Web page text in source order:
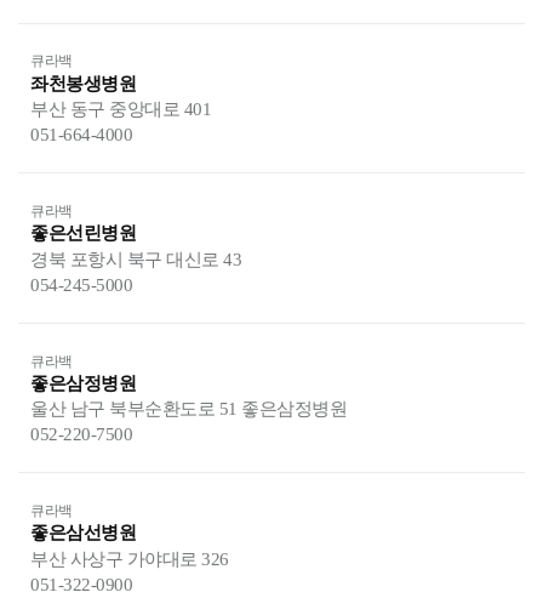
큐라백
좌천봉생병원
부산 동구 중앙대로 401
051-664-4000
큐라백
좋은선린병원
경북 포항시 북구 대신로 43
054-245-5000
큐라백
좋은삼정병원
울산 남구 북부순환도로 51 좋은삼정병원
052-220-7500
큐라백
좋은삼선병원
부산 사상구 가야대로 326
051-322-0900